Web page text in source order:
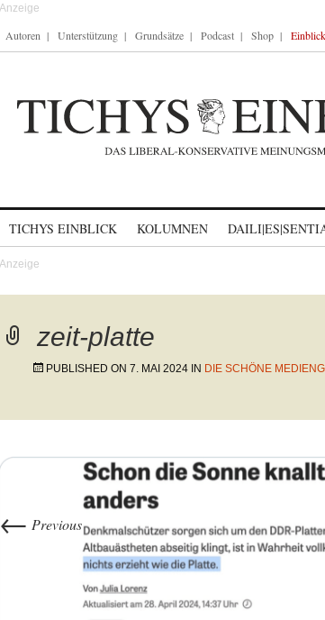
Autoren Unterstützung Grundsätze Podcast Shop
TICHYS EINBLICK KOLUMNEN
zeit-platte
PUBLISHED ON 7. MAI 2024 IN DIE SCHÖNE
← Previous